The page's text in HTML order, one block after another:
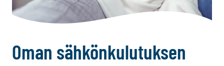
Oman sähkönkulutuksen